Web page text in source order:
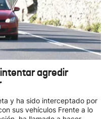
agredir
y ha sido interceptado por
sus vehículos Frente a lo